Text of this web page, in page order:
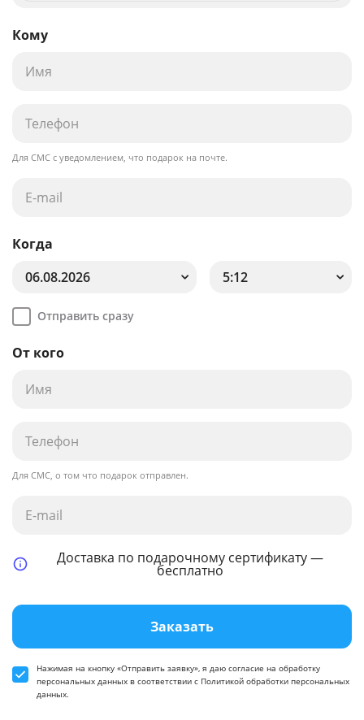
Кому
Для СМС с уведомлением, что подарок на почте.
Когда
06.08.2026
5:12
Отправить сразу
От кого
Для СМС, о том что подарок отправлен.
Доставка по подарочному сертификату —
бесплатно
Заказать
Нажимая на кнопку «Отправить заявку», я даю согласие на обработку
персональных данных в соответствии с Политикой обработки персональных
данных.